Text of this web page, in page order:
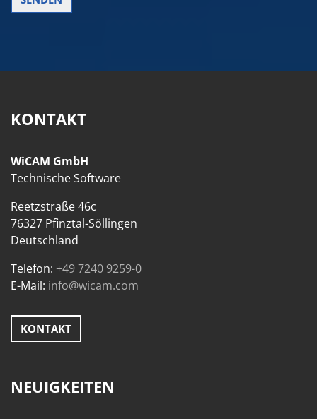
KONTAKT
WiCAM GmbH
Technische Software
Reetzstraße 46c
76327 Pfinztal-Söllingen
Deutschland
Telefon: +49 7240 9259-0
E-Mail: info@wicam.com
KONTAKT
NEUIGKEITEN